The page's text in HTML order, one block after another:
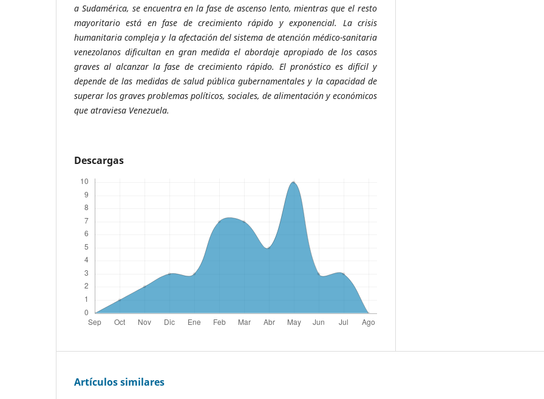
a Sudamérica, se encuentra en la fase de ascenso lento, mientras que el resto
mayoritario está en fase de crecimiento rápido y exponencial. La crisis
humanitaria compleja y la afectación del sistema de atención médico-sanitaria
venezolanos dificultan en gran medida el abordaje apropiado de los casos
graves al alcanzar la fase de crecimiento rápido. El pronóstico es difícil y
depende de las medidas de salud pública gubernamentales y la capacidad de
superar los graves problemas políticos, sociales, de alimentación y económicos
que atraviesa Venezuela.
Descargas
Artículos similares